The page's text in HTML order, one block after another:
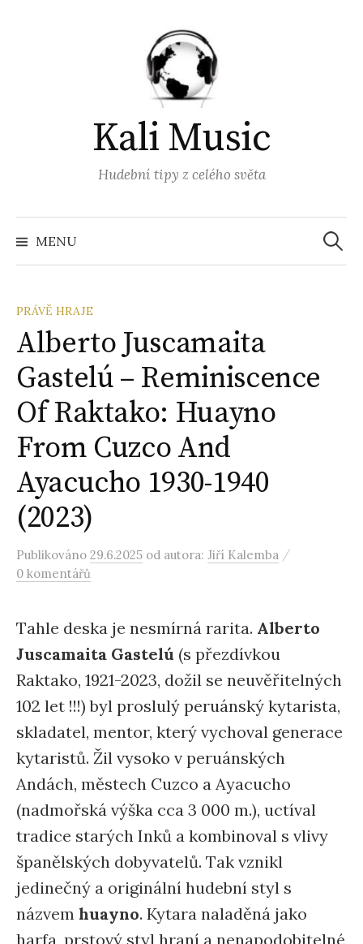
Kali Music
Hudební tipy z celého světa
MENU
PRÁVĚ HRAJE
Alberto Juscamaita
Gastelú – Reminiscence
Of Raktako: Huayno
From Cuzco And
Ayacucho 1930-1940
(2023)
Publikováno 29.6.2025 od autora: Jiří Kalemba /
0 komentářů
Tahle deska je nesmírná rarita. Alberto
Juscamaita Gastelú (s přezdívkou
Raktako, 1921-2023, dožil se neuvěřitelných
102 let !!!) byl proslulý peruánský kytarista,
skladatel, mentor, který vychoval generace
kytaristů. Žil vysoko v peruánských
Andách, městech Cuzco a Ayacucho
(nadmořská výška cca 3 000 m.), uctíval
tradice starých Inků a kombinoval s vlivy
španělských dobyvatelů. Tak vznikl
jedinečný a originální hudební styl s
názvem huayno. Kytara naladěná jako
harfa, prstový styl hraní a nenapodobitelné